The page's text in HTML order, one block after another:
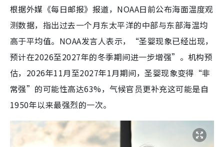
根据外媒《每日邮报》报道，NOAA日前公布海面温度观
测数据，指出过去一个月东太平洋的中部与东部海温均
高于平均值。NOAA发言人表示，“圣婴现象已经出现，
预计在2026至2027年的冬季期间进一步增强”。机构预
估，2026年11月至2027年1月期间，圣婴现象变得“非
常强”的可能性高达63%，气候官员更补充这可能是自
1950年以来最强烈的一次。